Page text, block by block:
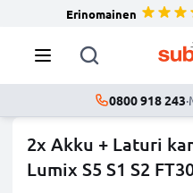
Erinomainen
0800 918 243·
2x Akku + Laturi
Lumix S5 S1 S2